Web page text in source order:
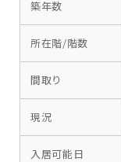
築年数
所在階/階数
間取り
現況
入居可能日